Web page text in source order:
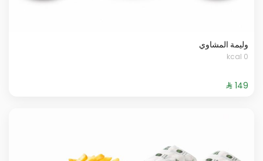
وليمة المشاوي
0 kcal